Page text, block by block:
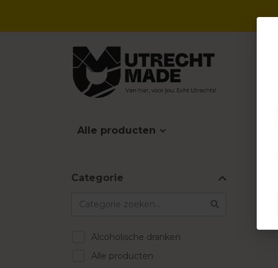
Alle producten
Categorie
Alcoholische dranken
Alle producten